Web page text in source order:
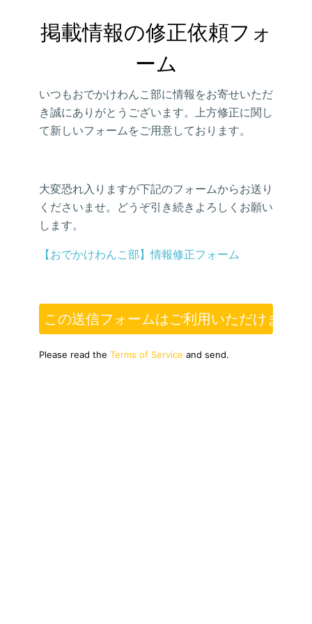
掲載情報の修正依頼フォ
ーム
いつもおでかけわんこ部に情報をお寄せいただ
き誠にありがとうございます。上方修正に関し
て新しいフォームをご用意しております。
大変恐れ入りますが下記のフォームからお送り
くださいませ。どうぞ引き続きよろしくお願い
します。
【おでかけわんこ部】情報修正フォーム
この送信フォームはご利用いただけません
Please read the Terms of Service and send.